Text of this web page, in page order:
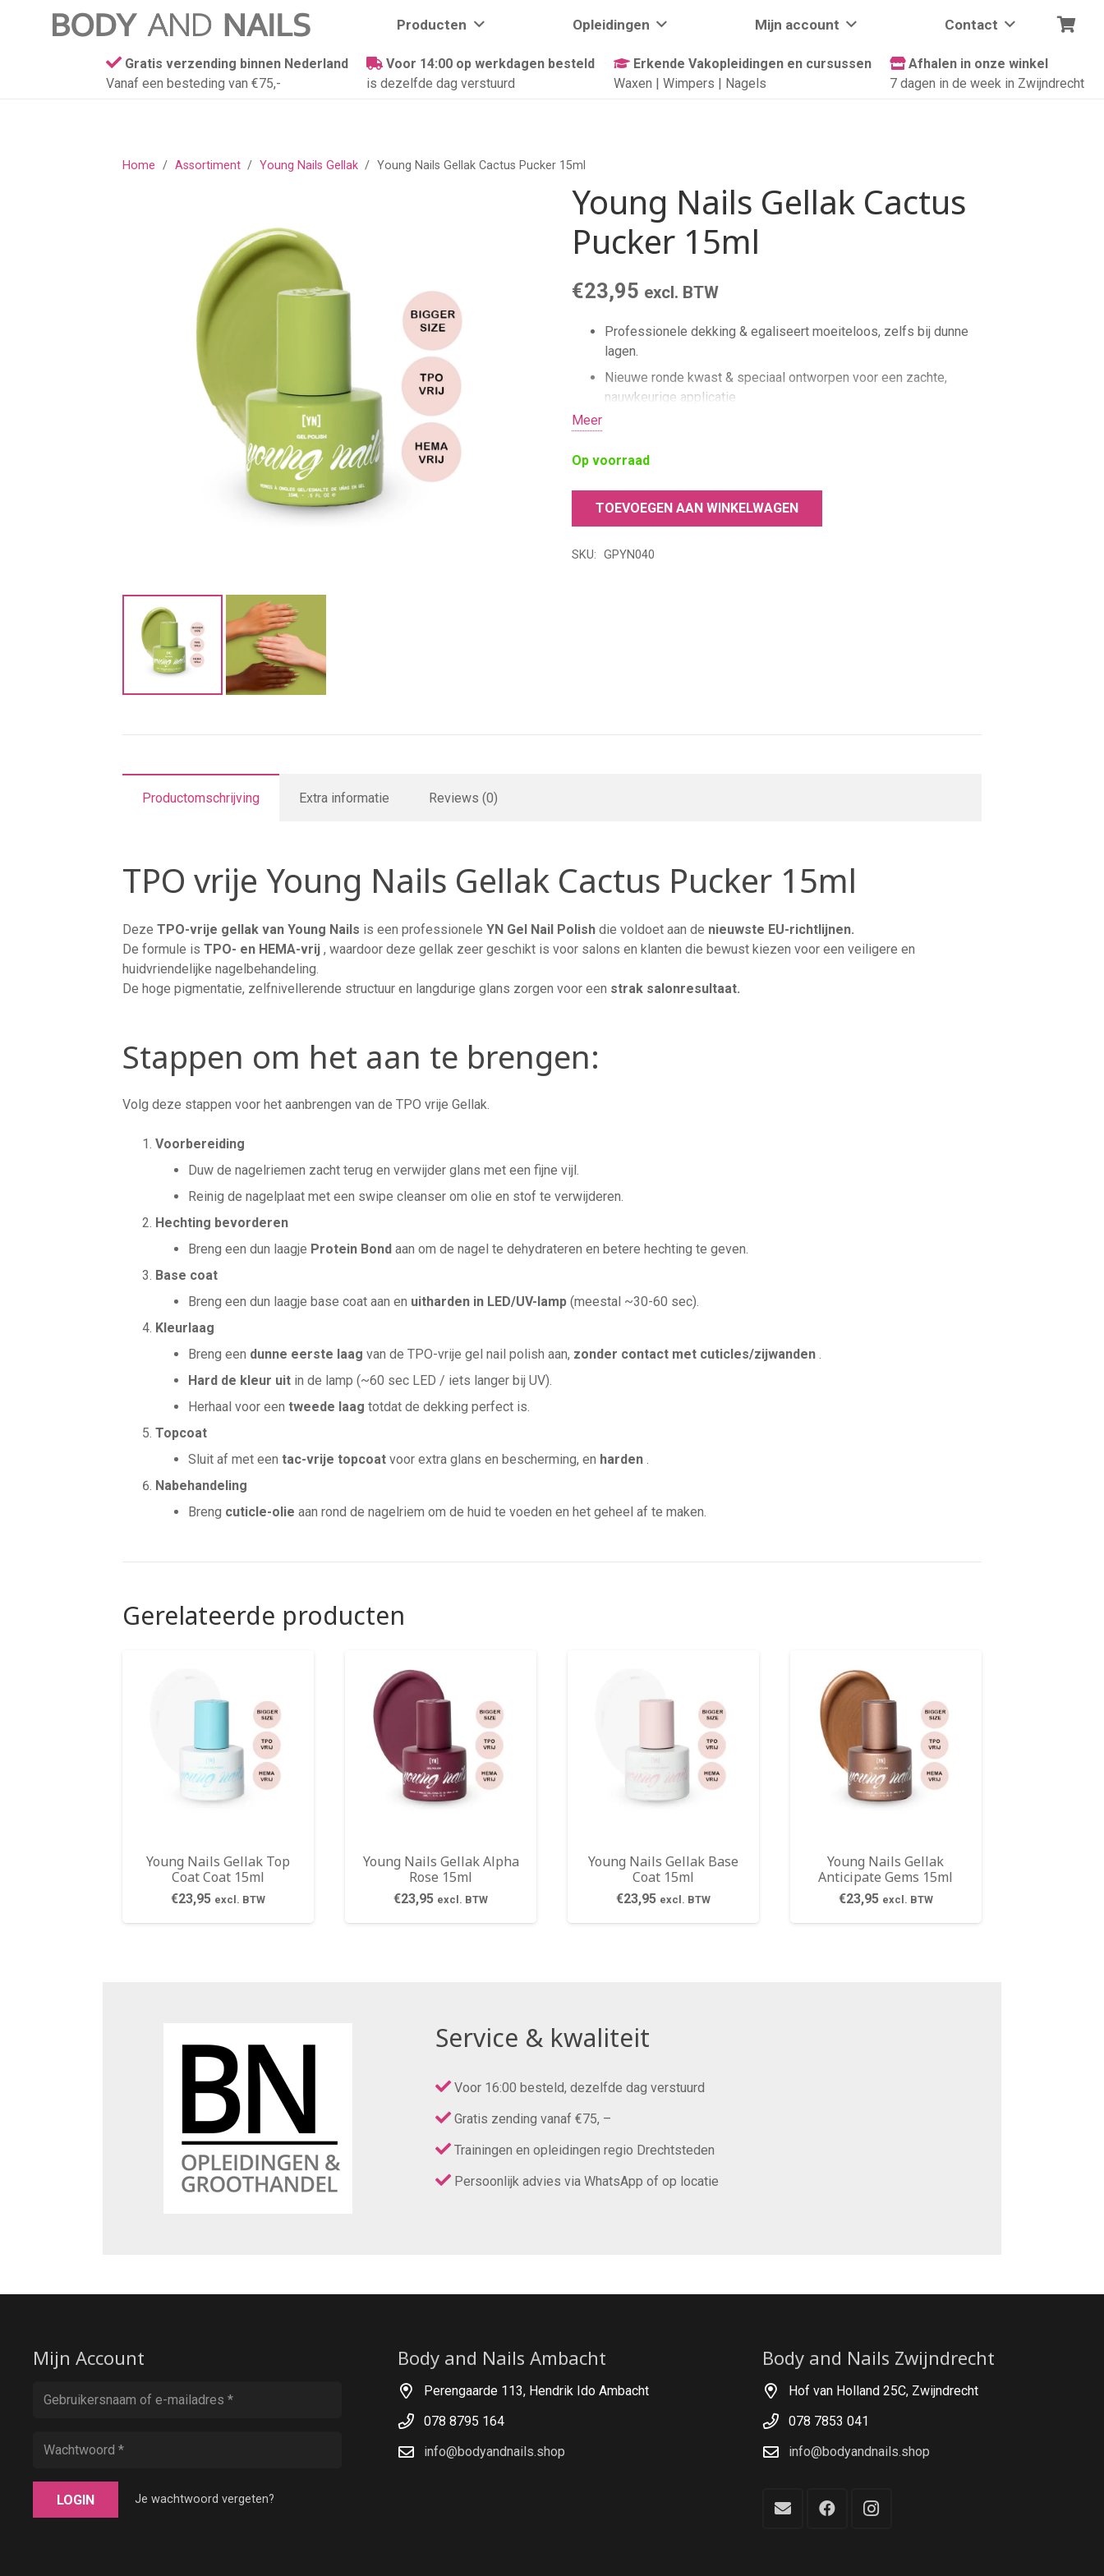
Producten Opleidingen Mijn account Contact
Gratis verzending binnen Nederland
Vanaf een besteding van €75,-
Voor 14:00 op werkdagen besteld
is dezelfde dag verstuurd
Erkende Vakopleidingen en cursussen
Waxen | Wimpers | Nagels
Afhalen in onze winkel
7 dagen in de week in Zwijndrecht
Home / Assortiment / Young Nails Gellak / Young Nails Gellak Cactus Pucker 15ml
Young Nails Gellak Cactus
Pucker 15ml
€23,95 excl. BTW
Professionele dekking & egaliseert moeiteloos, zelfs bij dunne
lagen.
Nieuwe ronde kwast & speciaal ontworpen voor een zachte,
nauwkeurige applicatie
en preciezer.
15 ml salonformaat & ideaal voor intensief gebruik in
professionele nagelstudio’s.
Meer
Op voorraad
Young
Gellak
TOEVOEGEN AAN WINKELWAGEN
SKU: GPYN040
Productomschrijving Extra informatie Reviews (0)
TPO vrije Young Nails Gellak Cactus Pucker 15ml
DezeTPO-vrije gellak van Young Nails is een professioneleYN Gel Nail Polish die voldoet aan de nieuwste EU-richtlijnen.
De formule isTPO- en HEMA-vrij , waardoor deze gellak zeer geschikt is voor salons en klanten die bewust kiezen voor een veiligere en
huidvriendelijke nagelbehandeling.
De hoge pigmentatie, zelfnivellerende structuur en langdurige glans zorgen voor een strak salonresultaat.
Stappen om het aan te brengen:
Volg deze stappen voor het aanbrengen van de TPO vrije Gellak.
Voorbereiding
Duw de nagelriemen zacht terug en verwijder glans met een fijne vijl.
Reinig de nagelplaat met een swipe cleanser om olie en stof te verwijderen.
Hechting bevorderen
Breng een dun laagje Protein Bond aan om de nagel te dehydrateren en betere hechting te geven.
Base coat
Breng een dun laagje base coat aan en uitharden in LED/UV-lamp (meestal ~30-60 sec).
Kleurlaag
Breng een dunne eerste laag van de TPO-vrije gel nail polish aan, zonder contact met cuticles/zijwanden .
Hard de kleur uit in de lamp (~60 sec LED / iets langer bij UV).
Herhaal voor eentweede laag totdat de dekking perfect is.
Topcoat
Sluit af met eentac-vrije topcoat voor extra glans en bescherming, en harden .
Nabehandeling
Breng cuticle-olie aan rond de nagelriem om de huid te voeden en het geheel af te maken.
Gerelateerde producten
Young Nails Gellak Top
Coat Coat 15ml
€23,95 excl. BTW
Young Nails Gellak Alpha
Rose 15ml
€23,95 excl. BTW
Young Nails Gellak Base
Coat 15ml
€23,95 excl. BTW
Young Nails Gellak
Anticipate Gems 15ml
€23,95 excl. BTW
Service & kwaliteit
Voor 16:00 besteld, dezelfde dag verstuurd
Gratis zending vanaf €75, –
Trainingen en opleidingen regio Drechtsteden
Persoonlijk advies via WhatsApp of op locatie
Mijn Account
LOGIN Je wachtwoord vergeten?
Body and Nails Ambacht
Perengaarde 113, Hendrik Ido Ambacht
078 8795 164
info@bodyandnails.shop
Body and Nails Zwijndrecht
Hof van Holland 25C, Zwijndrecht
078 7853 041
info@bodyandnails.shop